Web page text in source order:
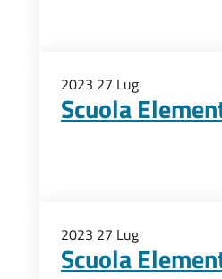
2023 27 Lug
Scuola
2023 27 Lug
Scuola